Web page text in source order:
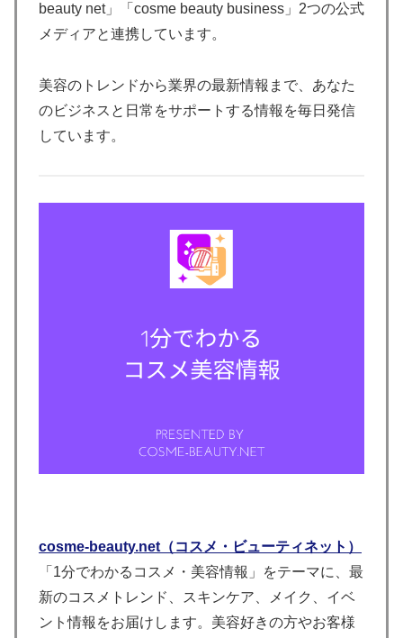
beauty net」「cosme beauty business」2つの公式
メディアと連携しています。
美容のトレンドから業界の最新情報まで、あなた
のビジネスと日常をサポートする情報を毎日発信
しています。
cosme-beauty.net（コスメ・ビューティネット）
「1分でわかるコスメ・美容情報」をテーマに、最
新のコスメトレンド、スキンケア、メイク、イベ
ント情報をお届けします。美容好きの方やお客様